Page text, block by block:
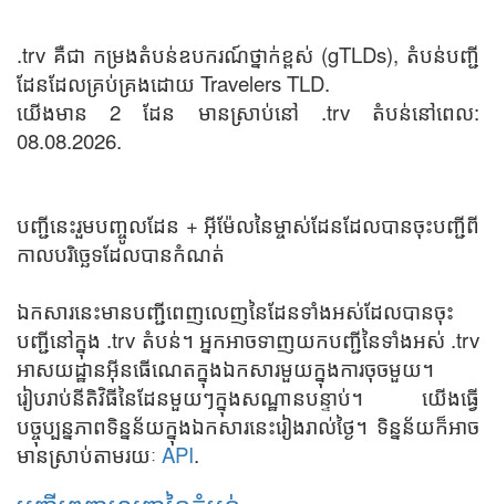
.trv គឺជា កម្រងតំបន់ឧបករណ៍ថ្នាក់ខ្ពស់ (gTLDs), តំបន់បញ្ជី
ដែនដែលគ្រប់គ្រងដោយ Travelers TLD.
យើងមាន 2 ដែន មានស្រាប់នៅ .trv តំបន់នៅពេល:
08.08.2026.
បញ្ជីនេះរួមបញ្ចូលដែន + អ៊ីម៉ែលនៃម្ចាស់ដែនដែលបានចុះបញ្ជីពី
កាលបរិច្ឆេទដែលបានកំណត់
ឯកសារនេះមានបញ្ជីពេញលេញនៃដែនទាំងអស់ដែលបានចុះ
បញ្ជីនៅក្នុង .trv តំបន់។ អ្នកអាចទាញយកបញ្ជីនៃទាំងអស់ .trv
អាសយដ្ឋានអ៊ីនធើណេតក្នុងឯកសារមួយក្នុងការចុចមួយ។
រៀបរាប់នីតិវិធីនៃដែនមួយៗក្នុងសណ្ឋានបន្ទាប់។ យើងធ្វើ
បច្ចុប្បន្នភាពទិន្នន័យក្នុងឯកសារនេះរៀងរាល់ថ្ងៃ។ ទិន្នន័យក៏អាច
មានស្រាប់តាមរយៈ API.